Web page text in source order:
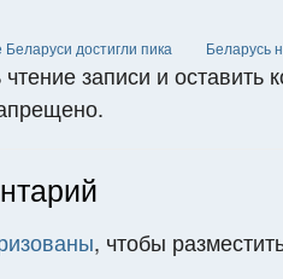
достигли пика Беларусь
записи и оставить
, чтобы